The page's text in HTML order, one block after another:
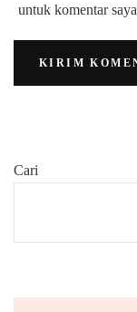
untuk komentar
Cari